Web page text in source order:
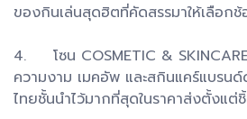
ของกินเล่นสุดฮิตที่คัดสรรมาให้เลือกช้
4. โซน COSMETIC &
ความงาม เมคอัพ และสกินแคร์แบรนด์
ไทยชั้นนำไว้มากที่สุดในราคาส่งตั้งแต่